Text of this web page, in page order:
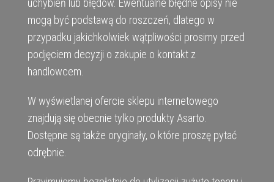
uchybień lub błędów. Ewentualne błędne opisy nie
mogą być podstawą do roszczeń, dlatego w
przypadku jakichkolwiek wątpliwości prosimy przed
podjęciem decyzji o zakupie o kontakt z
handlowcem.
W wyświetlanej ofercie sklepu internetowego
znajdują się obecnie tylko produkty Asarto.
Dostępne są także oryginały, o które proszę pytać
odrębnie.